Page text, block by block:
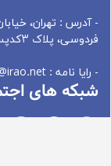
- آدرس : تهران،
فردوسی، پلاک 3کدپستی 1418663741
- رایا نامه : info@irsocongress.ir - congress@irao.net
شبکه های